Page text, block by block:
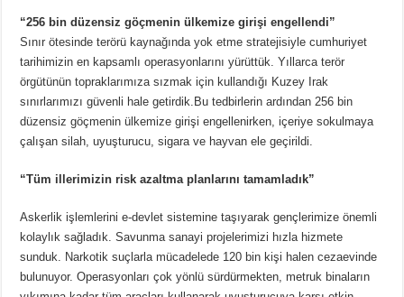
“256 bin düzensiz göçmenin ülkemize girişi engellendi”
Sınır ötesinde terörü kaynağında yok etme stratejisiyle cumhuriyet
tarihimizin en kapsamlı operasyonlarını yürüttük. Yıllarca terör
örgütünün topraklarımıza sızmak için kullandığı Kuzey Irak
sınırlarımızı güvenli hale getirdik.Bu tedbirlerin ardından 256 bin
düzensiz göçmenin ülkemize girişi engellenirken, içeriye sokulmaya
çalışan silah, uyuşturucu, sigara ve hayvan ele geçirildi.
“Tüm illerimizin risk azaltma planlarını tamamladık”
Askerlik işlemlerini e-devlet sistemine taşıyarak gençlerimize önemli
kolaylık sağladık. Savunma sanayi projelerimizi hızla hizmete
sunduk. Narkotik suçlarla mücadelede 120 bin kişi halen cezaevinde
bulunuyor. Operasyonları çok yönlü sürdürmekten, metruk binaların